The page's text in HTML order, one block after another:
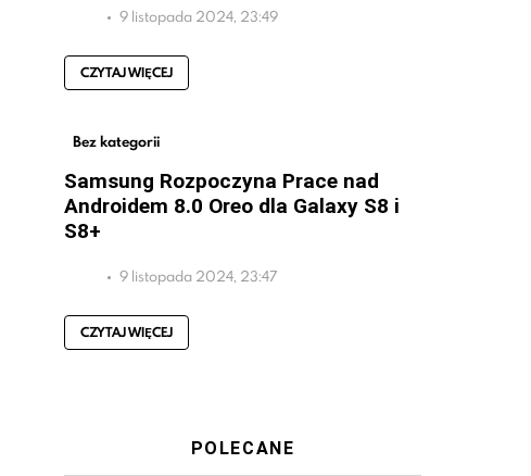
9 listopada 2024, 23:49
CZYTAJ WIĘCEJ
Bez kategorii
Samsung Rozpoczyna Prace nad
Androidem 8.0 Oreo dla Galaxy S8 i
S8+
9 listopada 2024, 23:47
CZYTAJ WIĘCEJ
POLECANE